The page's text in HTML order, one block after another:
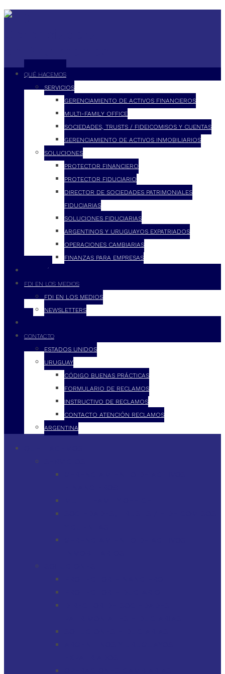
QUÉ HACEMOS
SERVICIOS
GERENCIAMIENTO DE ACTIVOS FINANCIEROS
MULTI-FAMILY OFFICE
SOCIEDADES, TRUSTS / FIDEICOMISOS Y CUENTAS
GERENCIAMIENTO DE ACTIVOS INMOBILIARIOS
SOLUCIONES
PROTECTOR FINANCIERO
PROTECTOR FIDUCIARIO
DIRECTOR DE SOCIEDADES PATRIMONIALES
FIDUCIARIAS
SOLUCIONES FIDUCIARIAS
ARGENTINOS Y URUGUAYOS EXPATRIADOS
OPERACIONES CAMBIARIAS
FINANZAS PARA EMPRESAS
FILOSOFÍA
FDI EN LOS MEDIOS
FDI EN LOS MEDIOS
NEWSLETTERS
CONTACTO
ESTADOS UNIDOS
URUGUAY
CÓDIGO BUENAS PRÁCTICAS
FORMULARIO DE RECLAMOS
INSTRUCTIVO DE RECLAMOS
CONTACTO ATENCIÓN RECLAMOS
ARGENTINA